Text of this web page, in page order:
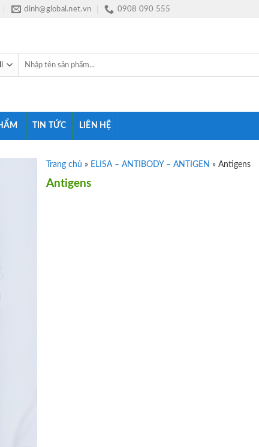
dinh@global.net.vn 0908 090 555
kiếm:
TIN TỨC LIÊN HỆ
Trang chủ » ELISA – ANTIBODY – ANTIGEN » Antigens
Antigens